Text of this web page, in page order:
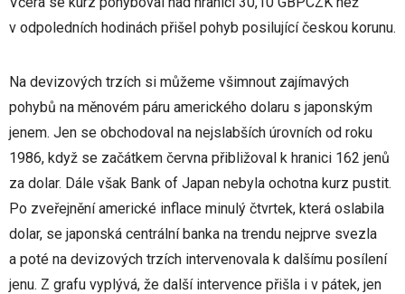
v odpoledních hodinách přišel pohyb posilující českou korunu.
Na devizových trzích si můžeme všimnout zajímavých
pohybů na měnovém páru amerického dolaru s japonským
jenem. Jen se obchodoval na nejslabších úrovních od roku
1986, když se začátkem června přibližoval k hranici 162 jenů
za dolar. Dále však Bank of Japan nebyla ochotna kurz pustit.
Po zveřejnění americké inflace minulý čtvrtek, která oslabila
dolar, se japonská centrální banka na trendu nejprve svezla
a poté na devizových trzích intervenovala k dalšímu posílení
jenu. Z grafu vyplývá, že další intervence přišla i v pátek, jen